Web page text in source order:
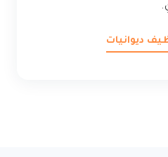
ديوانيات